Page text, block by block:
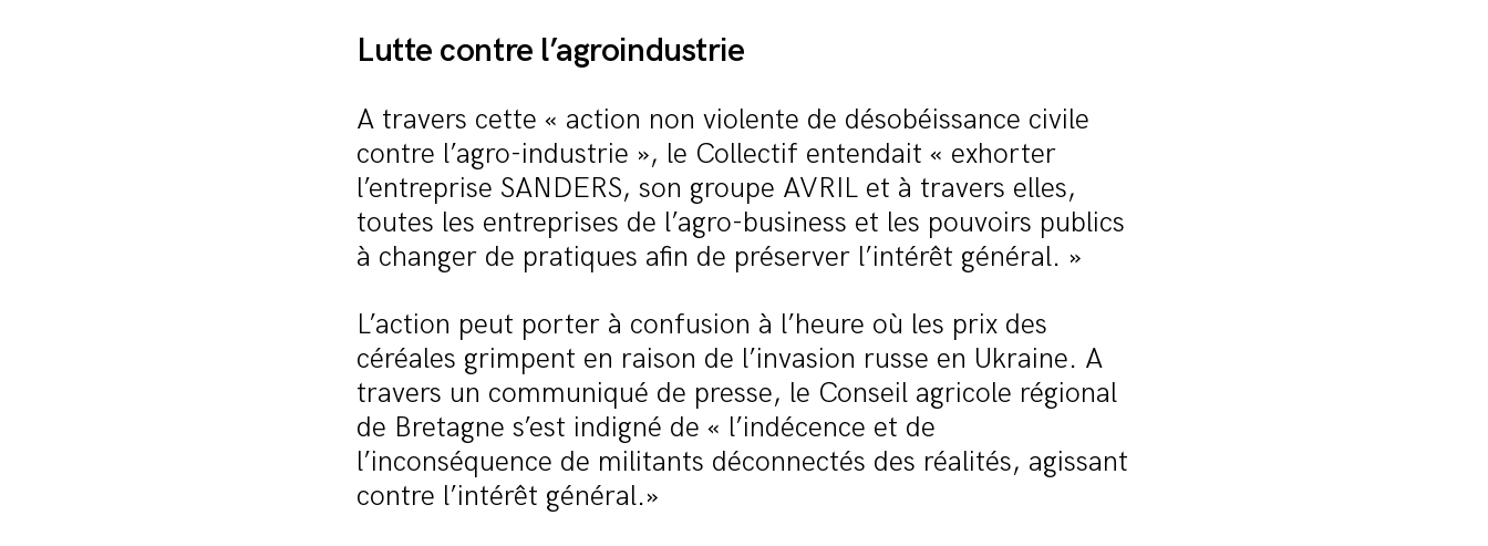
Lutte contre l’agroindustrie
A travers cette « action non violente de désobéissance civile
contre l’agro-industrie », le Collectif entendait « exhorter
l’entreprise SANDERS, son groupe AVRIL et à travers elles,
toutes les entreprises de l’agro-business et les pouvoirs publics
à changer de pratiques afin de préserver l’intérêt général. »
L’action peut porter à confusion à l’heure où les prix des
céréales grimpent en raison de l’invasion russe en Ukraine. A
travers un communiqué de presse, le Conseil agricole régional
de Bretagne s’est indigné de « l’indécence et de
l’inconséquence de militants déconnectés des réalités, agissant
contre l’intérêt général.»